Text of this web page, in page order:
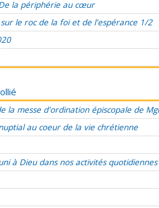
la périphérie au cœur
le roc de la foi et de l'espérance 1/2
la messe d'ordination épiscopale de
au coeur de la vie chrétienne
à Dieu dans nos activités quotidiennes